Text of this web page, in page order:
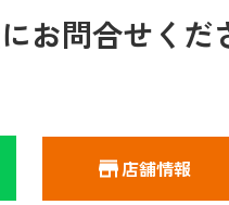
お問合せくだ
店舗情報